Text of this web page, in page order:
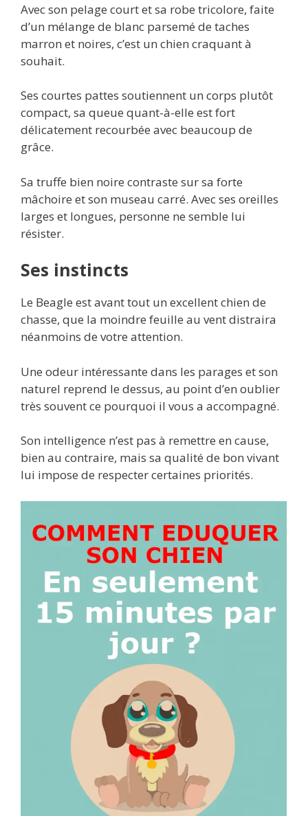
Avec son pelage court et sa robe tricolore, faite
d’un mélange de blanc parsemé de taches
marron et noires, c’est un chien craquant à
souhait.
Ses courtes pattes soutiennent un corps plutôt
compact, sa queue quant-à-elle est fort
délicatement recourbée avec beaucoup de
grâce.
Sa truffe bien noire contraste sur sa forte
mâchoire et son museau carré. Avec ses oreilles
larges et longues, personne ne semble lui
résister.
Ses instincts
Le Beagle est avant tout un excellent chien de
chasse, que la moindre feuille au vent distraira
néanmoins de votre attention.
Une odeur intéressante dans les parages et son
naturel reprend le dessus, au point d’en oublier
très souvent ce pourquoi il vous a accompagné.
Son intelligence n’est pas à remettre en cause,
bien au contraire, mais sa qualité de bon vivant
lui impose de respecter certaines priorités.